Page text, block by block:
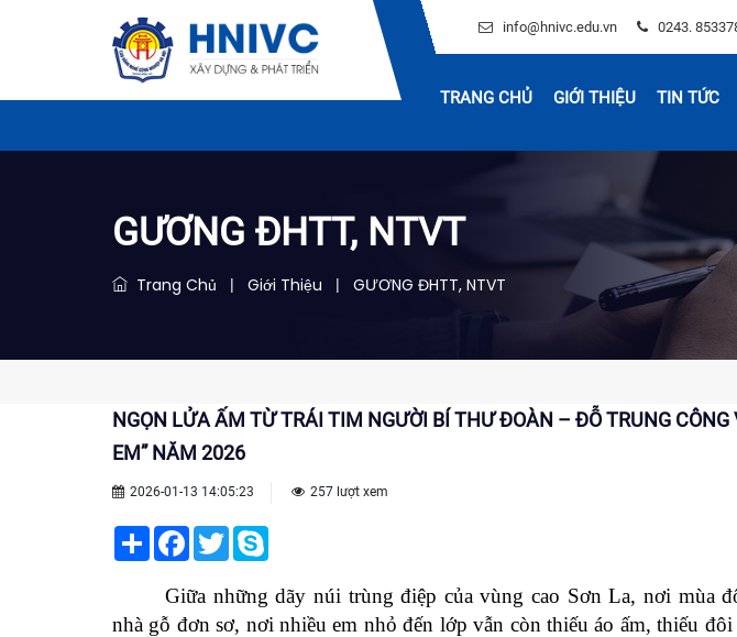
info@hnivc.edu.vn 0243.
TRANG CHỦ GIỚI THIỆU TIN TỨC
GƯƠNG ĐHTT, NTVT
Trang Chủ | Giới Thiệu | GƯƠNG ĐHTT, NTVT
NGỌN LỬA ẤM TỪ TRÁI TIM NGƯỜI BÍ THƯ ĐOÀN – ĐỖ TRUNG
EM” NĂM 2026
2026-01-13 14:05:23 257 lượt xem
Share Facebook
Twitter
Giữa những dãy núi trùng điệp của vùng cao Sơn La, nơi mùa
nhà gỗ đơn sơ, nơi nhiều em nhỏ đến lớp vẫn còn thiếu áo ấm, thiếu